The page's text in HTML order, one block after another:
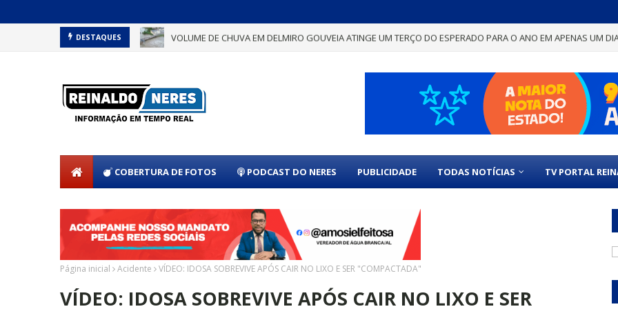
DESTAQUES VOLUME DE CHUVA EM DELMIRO GOUVEIA ATINGE UM TERÇO DO ESPERADO PARA O ANO EM APENAS UM
COBERTURA DE FOTOS PODCAST DO NERES PUBLICIDADE TODAS NOTÍCIAS TV PORTAL
Página inicial Acidente VÍDEO: IDOSA SOBREVIVE APÓS CAIR NO LIXO E SER "COMPACTADA"
VÍDEO: IDOSA SOBREVIVE APÓS CAIR NO LIXO E SER